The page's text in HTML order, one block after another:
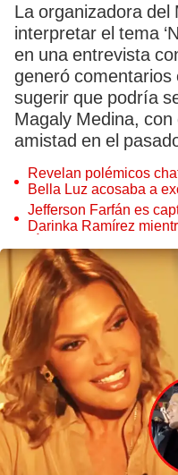
La organizadora del
interpretar el tema
en una entrevista
generó comentarios
sugerir que podría
Magaly Medina,
amistad en el
Revelan polémicos
Bella Luz acosaba a
Jefferson Farfán es
Darinka Ramírez